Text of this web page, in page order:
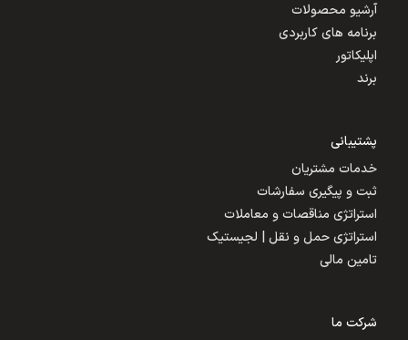
آرشیو محصولات
برنامه های کاربردی
اپلیکاتور
برند
پشتیبانی
خدمات مشتریان
ثبت و پیگیری سفارشات
استراتژی مناقصات و معاملات
استراتژی حمل و نقل | لجیستیک
تامین مالی
شرکت ما